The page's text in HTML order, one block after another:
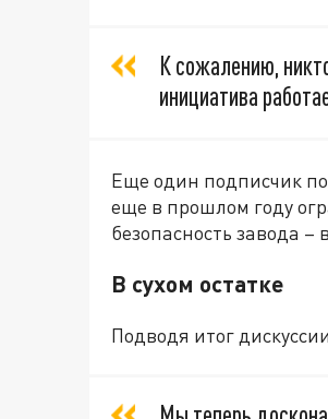
К сожалению,
инициатива
Еще один подписчик
еще в прошлом году
безопасность завода
В сухом остатке
Подводя итог